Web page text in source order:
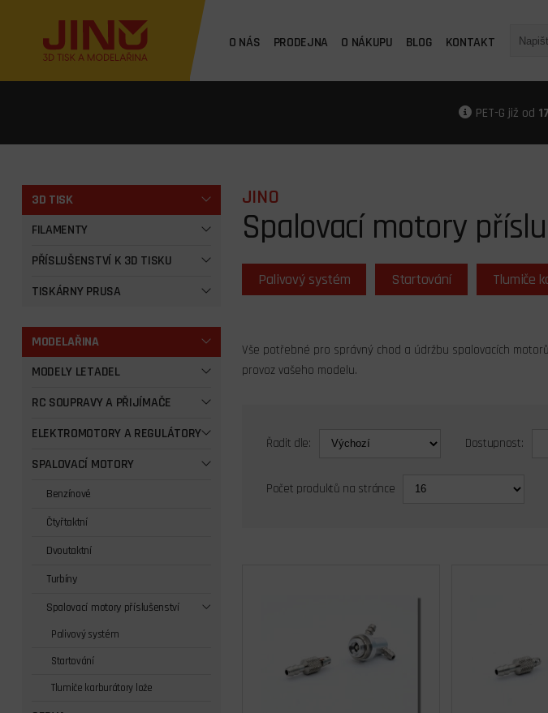
O NÁS PRODEJNA O NÁKUPU BLOG KONTAKT
PET-G již od
3D TISK
FILAMENTY
PŘÍSLUŠENSTVÍ K 3D TISKU
TISKÁRNY PRUSA
MODELAŘINA
MODELY LETADEL
RC SOUPRAVY A PŘIJÍMAČE
ELEKTROMOTORY A REGULÁTORY
SPALOVACÍ MOTORY
Benzínové
Čtyřtaktní
Dvoutaktní
Turbíny
Spalovací motory příslušenství
Palivový systém
Startování
Tlumiče karburátory lože
JINO
Spalovací motory
Palivový systém Startování Tlumiče
Vše potřebné pro správný chod a údržbu spalovacích
provoz vašeho modelu.
Řadit dle: Dostupnost:
Počet produktů na stránce